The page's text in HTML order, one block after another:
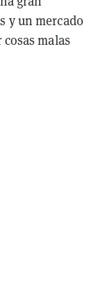
y un mercado
malas